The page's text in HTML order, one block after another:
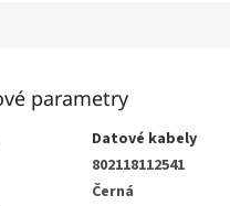
parametry
Datové kabely
802118112541
Černá